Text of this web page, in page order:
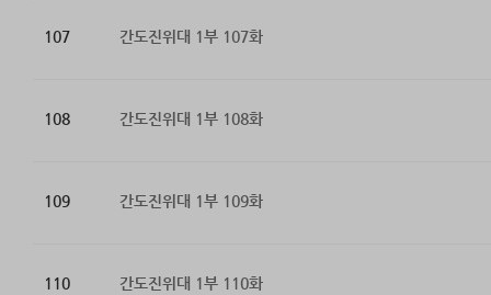
107 간도진위대 1부 107화
108 간도진위대 1부 108화
109 간도진위대 1부 109화
110 간도진위대 1부 110화